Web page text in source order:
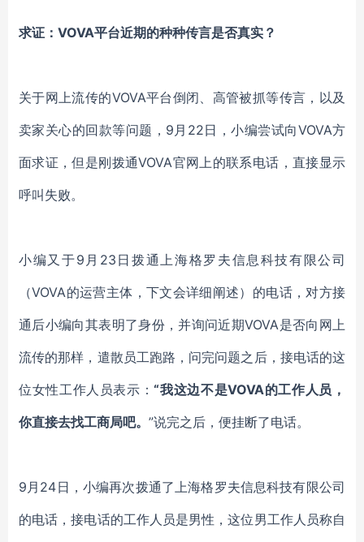
求证： VOVA平台近期的种种传言是否真实？
关于网上流传的VOVA平台倒闭、高管被抓等传言， 以及
卖家关心的回款等问题， 9月22日，小编尝试向VOVA方
面求证，但是刚拨通VOVA官网上的联系电话，直接显示
呼叫失败。
小编又于9月23日拨通上海格罗夫信息科技有限公司
（VOVA的运营主体，下文会详细阐述）的电话，对方接
通后小编向其表明了身份，并询问近期VOVA是否向网上
流传的那样，遣散员工跑路，问完问题之后，接电话的这
位女性工作人员表示：“我这边不是VOVA的工作人员，
你直接去找工商局吧。 ”说完之后，便挂断了电话。
9月24日，小编再次拨通了上海格罗夫信息科技有限公司
的电话，接电话的工作人员是男性，这位男工作人员称自